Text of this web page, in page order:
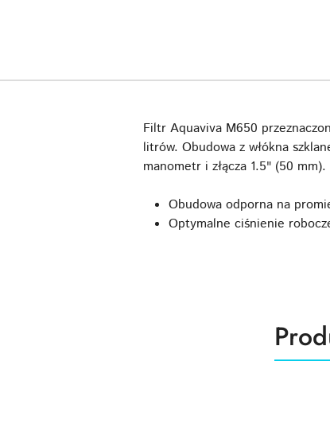
Filtr Aquaviva M650
litrów. Obudowa z włókna
manometr i złącza 1.5" (50
Obudowa odporna na
Optymalne ciśnienie
o